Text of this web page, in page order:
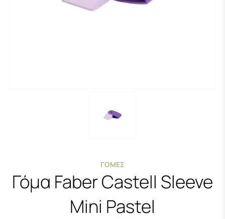
ΓΌΜΕΣ
Γόμα Faber Castell Sleeve
Mini Pastel